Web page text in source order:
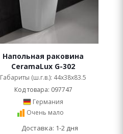
Напольная раковина
CeramaLux G-302
Габариты (ш.г.в.): 44x38x83.5
Код товара: 097747
Германия
Очень мало
Доставка: 1-2 дня